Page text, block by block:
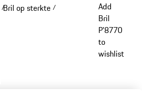
/Bril op sterkte /
Add
Bril
P'8770
to
wishlist